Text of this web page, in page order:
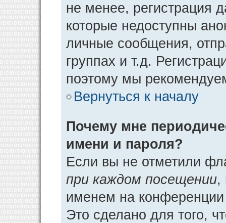
не менее, регистрация
которые недоступны
личные сообщения,
группах и т.д.
поэтому мы
Вернуться к началу
Почему мне
имени и пароля?
Если вы не отметили
при каждом посещении,
именем на конференции
Это сделано для того,